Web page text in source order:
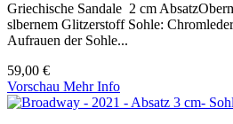
Griechische Sandale 2 cm
slbernem Glitzerstoff Sohle:
Aufrauen der Sohle...
59,00 €
Vorschau Mehr Info